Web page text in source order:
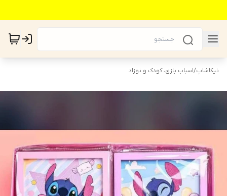
نیکاشاپ/اسباب بازی، کودک و نوزاد